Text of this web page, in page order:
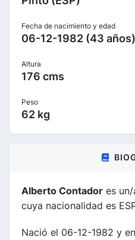
Fecha de nacimiento y edad
06-12-1982 (43 años)
Altura
176 cms
Peso
62 kg
Alberto Contador es
cuya nacionalidad es
Nació el 06-12-1982 y